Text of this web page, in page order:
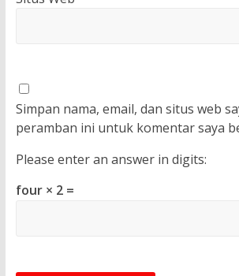
Simpan nama, email, dan situs web
peramban ini untuk komentar saya
Please enter an answer in digits:
four × 2 =